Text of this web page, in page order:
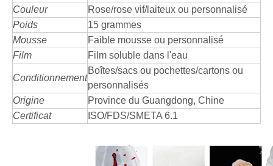
Couleur
Rose/rose vif/laiteux ou personnalisé
Poids
15 grammes
Mousse
Faible mousse ou personnalisé
Film
Film soluble dans l'eau
Conditionnement
Boîtes/sacs ou pochettes/cartons ou
personnalisés
Origine
Province du Guangdong, Chine
Certificat
ISO/FDS/SMETA 6.1